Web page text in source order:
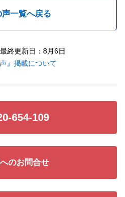
声一覧へ戻る
終更新日：8月6日
』掲載について
654-109
のお問合せ